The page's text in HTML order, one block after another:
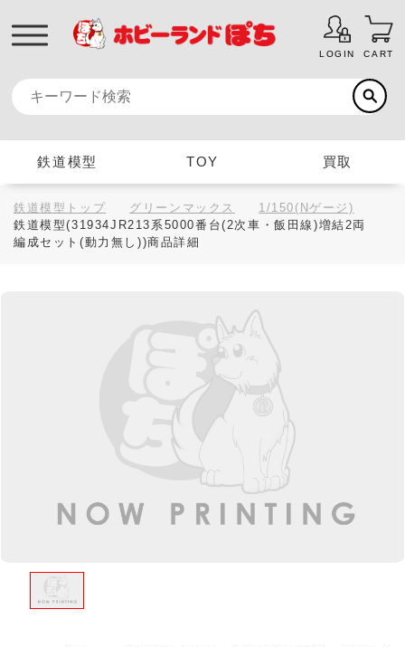
LOGIN CART
鉄道模型 TOY 買取
鉄道模型トップ グリーンマックス
1/150(Nゲージ)
鉄道模型(31934JR213系5000番台(2次車・飯田線)増結2両
編成セット(動力無し))商品詳細